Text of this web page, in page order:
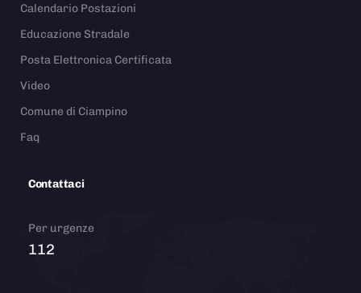
Calendario Postazioni
Educazione Stradale
Posta Elettronica Certificata
Video
Comune di Ciampino
Faq
Contattaci
Per urgenze
112